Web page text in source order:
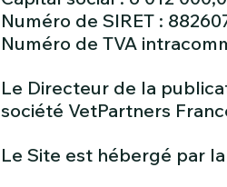
Numéro de SIRET :
Numéro de TVA
Le Directeur de la
société VetPartners
Le Site est hébergé par